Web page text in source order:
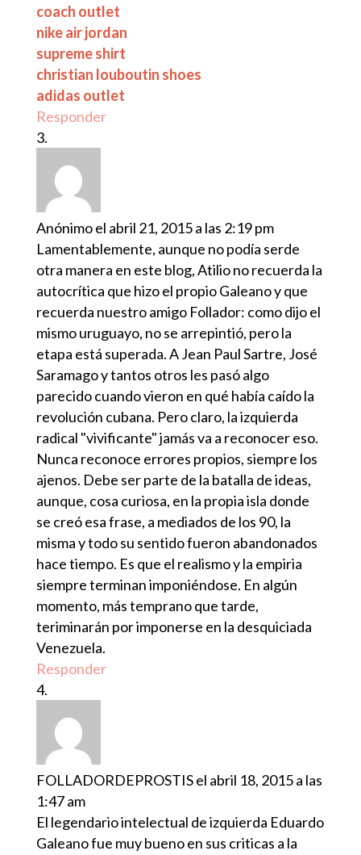
coach outlet
nike air jordan
supreme shirt
christian louboutin shoes
adidas outlet
Responder
Anónimoel abril 21, 2015 a las 2:19 pm
Lamentablemente, aunque no podía serde
otra manera en este blog, Atilio no recuerda la
autocrítica que hizo el propio Galeano y que
recuerda nuestro amigo Follador: como dijo el
mismo uruguayo, no se arrepintió, pero la
etapa está superada. A Jean Paul Sartre, José
Saramago y tantos otros les pasó algo
parecido cuando vieron en qué había caído la
revolución cubana. Pero claro, la izquierda
radical "vivificante" jamás va a reconocer eso.
Nunca reconoce errores propios, siempre los
ajenos. Debe ser parte de la batalla de ideas,
aunque, cosa curiosa, en la propia isla donde
se creó esa frase, a mediados de los 90, la
misma y todo su sentido fueron abandonados
hace tiempo. Es que el realismo y la empiria
siempre terminan imponiéndose. En algún
momento, más temprano que tarde,
teriminarán por imponerse en la desquiciada
Venezuela.
Responder
FOLLADORDEPROSTISel abril 18, 2015 a las
1:47 am
El legendario intelectual de izquierda Eduardo
Galeano fue muy bueno en sus criticas a la